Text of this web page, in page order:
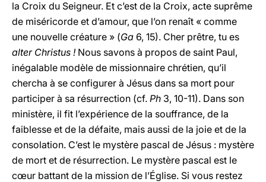
la Croix du Seigneur. Et c’est de la Croix, acte suprême
de miséricorde et d’amour, que l’on renaît « comme
une nouvelle créature » (Ga 6, 15). Cher prêtre, tu es
alter Christus !Nous savons à propos de saint Paul,
inégalable modèle de missionnaire chrétien, qu’il
chercha à se configurer à Jésus dans sa mort pour
participer à sa résurrection (cf. Ph 3, 10-11). Dans son
ministère, il fit l’expérience de la souffrance, de la
faiblesse et de la défaite, mais aussi de la joie et de la
consolation. C’est le mystère pascal de Jésus : mystère
de mort et de résurrection. Le mystère pascal est le
cœur battant de la mission de l’Église. Si vous restez